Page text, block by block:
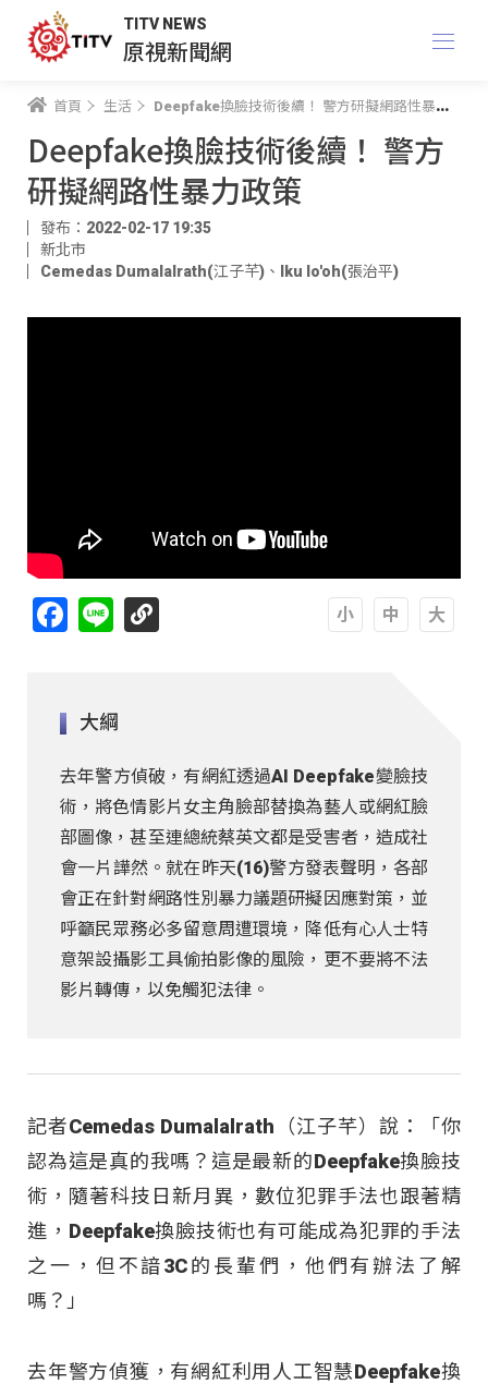
TITV NEWS
原視新聞網
首頁 生活 Deepfake換臉技術後續！ 警方研擬網路性暴力政策
Deepfake換臉技術後續！ 警方
研擬網路性暴力政策
發布：2022-02-17 19:35
新北市
Cemedas Dumalalrath(江子芊) 、 Iku lo'oh(張治平)
Facebook
Line
大綱
去年警方偵破，有網紅透過AI Deepfake變臉技
術，將色情影片女主角臉部替換為藝人或網紅臉
部圖像，甚至連總統蔡英文都是受害者，造成社
會一片譁然。就在昨天(16)警方發表聲明，各部
會正在針對網路性別暴力議題研擬因應對策，並
呼籲民眾務必多留意周遭環境，降低有心人士特
意架設攝影工具偷拍影像的風險，更不要將不法
影片轉傳，以免觸犯法律。
記者Cemedas Dumalalrath（江子芊）說：「你
認為這是真的我嗎？這是最新的Deepfake換臉技
術，隨著科技日新月異，數位犯罪手法也跟著精
進，Deepfake換臉技術也有可能成為犯罪的手法
之一，但不諳3C的長輩們，他們有辦法了解
嗎？」
去年警方偵獲，有網紅利用人工智慧Deepfake換